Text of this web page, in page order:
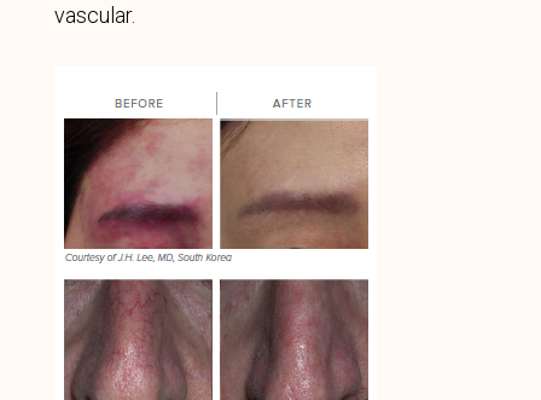
vascular.